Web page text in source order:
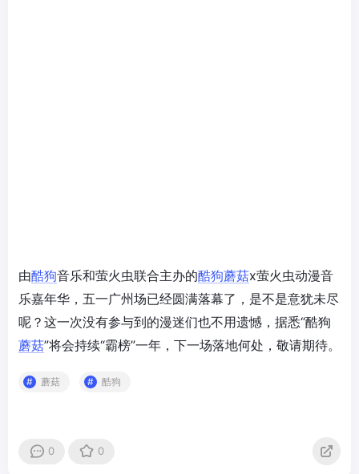
由酷狗音乐和萤火虫联合主办的酷狗蘑菇x萤火虫动漫音
乐嘉年华，五一广州场已经圆满落幕了，是不是意犹未尽
呢？这一次没有参与到的漫迷们也不用遗憾，据悉“酷狗
蘑菇”将会持续“霸榜”一年，下一场落地何处，敬请期待。
蘑菇 酷狗
0 0